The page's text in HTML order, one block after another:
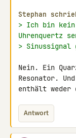
Stephan
> Ich bin kein
Uhrenquertz
> Sinussignal
Nein. Ein
Resonator.
enthält
Antwort